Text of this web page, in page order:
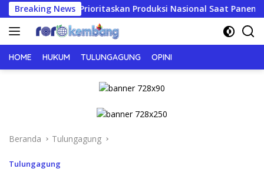
Langsung
ke
konten
Breaking News
Prioritaskan Produksi Nasional Saat Panen
HOME HUKUM TULUNGAGUNG OPINI
Beranda Tulungagung
Tulungagung